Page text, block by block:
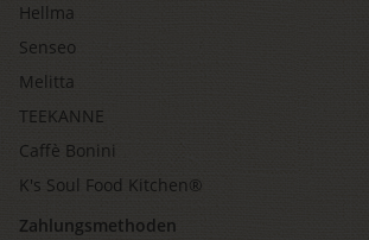
Hellma
Senseo
Melitta
TEEKANNE
Caffè Bonini
K's Soul Food Kitchen®
Zahlungsmethoden